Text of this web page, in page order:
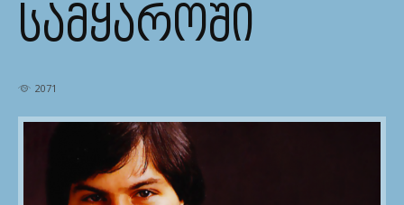
ᲡᲐᲛᲧᲐᲠᲝᲨᲘ
2071